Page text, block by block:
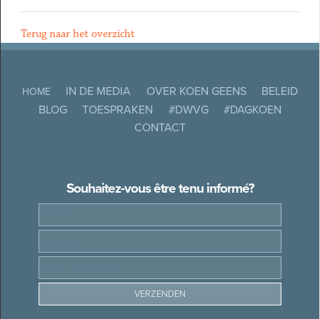
Terug naar het overzicht
HOME IN DE MEDIA OVER KOEN GEENS
BELEID
BLOG
TOESPRAKEN #DWVG
#DAGKOEN
CONTACT
Souhaitez-vous être tenu informé?